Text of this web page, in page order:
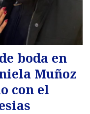
boda en
Muñoz
con el